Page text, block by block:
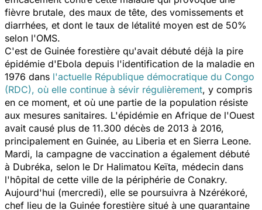
fièvre brutale, des maux de tête, des vomissements et
diarrhées, et dont le taux de létalité moyen est de 50%
selon l'OMS.
C'est de Guinée forestière qu'avait débuté déjà la pire
épidémie d'Ebola depuis l'identification de la maladie en
1976 dans l'actuelle République démocratique du Congo
(RDC), où elle continue à sévir régulièrement, y compris
en ce moment, et où une partie de la population résiste
aux mesures sanitaires. L'épidémie en Afrique de l'Ouest
avait causé plus de 11.300 décès de 2013 à 2016,
principalement en Guinée, au Liberia et en Sierra Leone.
Mardi, la campagne de vaccination a également débuté
à Dubréka, selon le Dr Halimatou Keïta, médecin dans
l'hôpital de cette ville de la périphérie de Conakry.
Aujourd'hui (mercredi), elle se poursuivra à Nzérékoré,
chef lieu de la Guinée forestière situé à une quarantaine